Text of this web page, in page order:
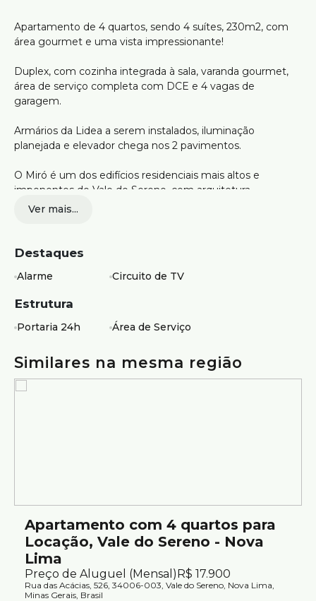
Apartamento de 4 quartos, sendo 4 suítes, 230m2, com
área gourmet e uma vista impressionante!
Duplex, com cozinha integrada à sala, varanda gourmet,
área de serviço completa com DCE e 4 vagas de
garagem.
Armários da Lidea a serem instalados, iluminação
planejada e elevador chega nos 2 pavimentos.
O Miró é um dos edifícios residenciais mais altos e
imponentes do Vale do Sereno, com arquitetura
totalmente diferenciada.
em dois andares, incluindo: Quadra de tênis; Piscina
Sauna; Academia; Salão de festas; Espaço gourmet; Salão
Quadra poliesportiva.
Ver mais...
Destaques
Alarme Circuito de TV
Estrutura
Portaria 24h Área de Serviço
Similares na mesma região
Apartamento com 4 quartos para
Locação, Vale do Sereno - Nova
Lima
R$ 17.900
Preço de Aluguel (Mensal)
Rua das Acácias, 526, 34006-003, Vale do Sereno, Nova Lima,
Minas Gerais, Brasil